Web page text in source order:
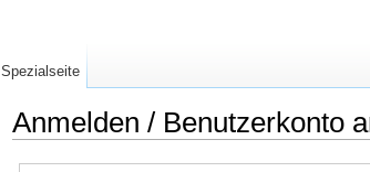
Anmelden / Benutzerkonto
Spezialseite